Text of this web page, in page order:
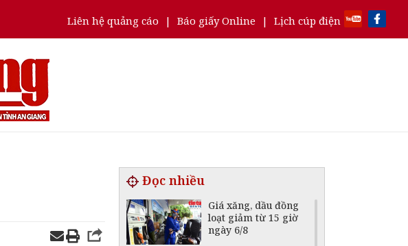
Liên hệ quảng cáo | Báo giấy Online | Lịch cúp điện
Đọc nhiều
Giá xăng, dầu đồng
loạt giảm từ 15 giờ
ngày 6/8